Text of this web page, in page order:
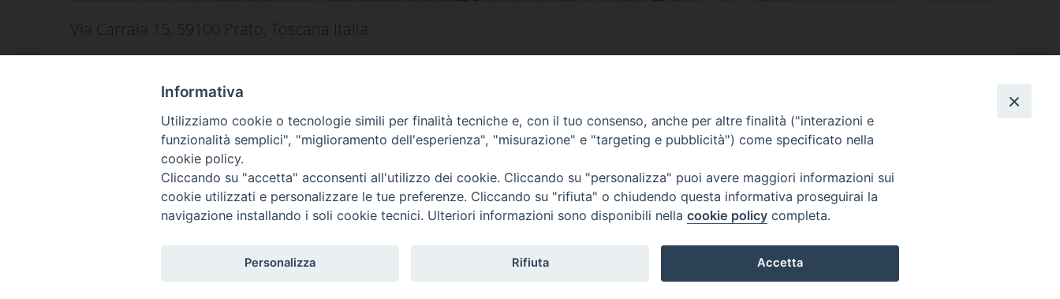
Via Carraia 15, 59100 Prato, Toscana Italia
FacebookLinkedIn
Pinterest
Email
Piazza Duomo 48 - 59100 Prato
Tel. 0574-39259 - fax 0574-930623
curia@diocesiprato.it
seguici su
Facebook
Instagram
X YouTube
Informativa
Utilizziamo cookie o tecnologie simili per finalità tecniche e, con il tuo consenso, anche per altre finalità ("interazioni e
funzionalità semplici", "miglioramento dell'esperienza", "misurazione" e "targeting e pubblicità") come specificato nella
cookie policy.
Cliccando su "accetta" acconsenti all'utilizzo dei cookie. Cliccando su "personalizza" puoi avere maggiori informazioni sui
cookie utilizzati e personalizzare le tue preferenze. Cliccando su "rifiuta" o chiudendo questa informativa proseguirai la
navigazione installando i soli cookie tecnici. Ulteriori informazioni sono disponibili nella cookie policy completa.
Personalizza Rifiuta Accetta